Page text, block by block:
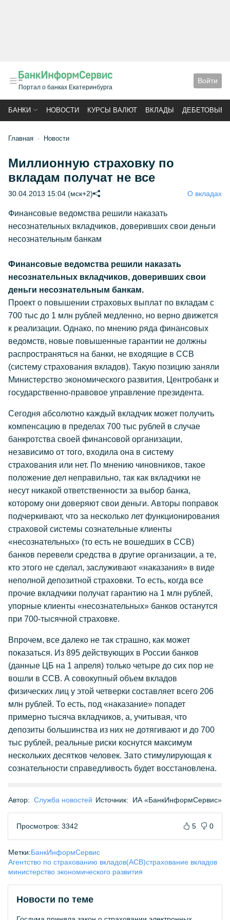
Портал о банках Екатеринбурга
Войти
БАНКИ НОВОСТИ КУРСЫ ВАЛЮТ ВКЛАДЫ ДЕБЕТОВЫЕ
Главная Новости
Миллионную страховку по
вкладам получат не все
30.04.2013 15:04 (мск+2) О вкладах
Финансовые ведомства решили наказать
несознательных вкладчиков, доверивших свои деньги
несознательным банкам
Финансовые ведомства решили наказать
несознательных вкладчиков, доверивших свои
деньги несознательным банкам.
Проект о повышении страховых выплат по вкладам с
700 тыс до 1 млн рублей медленно, но верно движется
к реализации. Однако, по мнению ряда финансовых
ведомств, новые повышенные гарантии не должны
распространяться на банки, не входящие в ССВ
(систему страхования вкладов). Такую позицию заняли
Министерство экономического развития, Центробанк и
государственно-правовое управление президента.
Сегодня абсолютно каждый вкладчик может получить
компенсацию в пределах 700 тыс рублей в случае
банкротства своей финансовой организации,
независимо от того, входила она в систему
страхования или нет. По мнению чиновников, такое
положение дел неправильно, так как вкладчики не
несут никакой ответственности за выбор банка,
которому они доверяют свои деньги. Авторы поправок
подчеркивают, что за несколько лет функционирования
страховой системы сознательные клиенты
«несознательных» (то есть не вошедших в ССВ)
банков перевели средства в другие организации, а те,
кто этого не сделал, заслуживают «наказания» в виде
неполной депозитной страховки. То есть, когда все
прочие вкладчики получат гарантию на 1 млн рублей,
упорные клиенты «несознательных» банков останутся
при 700-тысячной страховке.
Впрочем, все далеко не так страшно, как может
показаться. Из 895 действующих в России банков
(данные ЦБ на 1 апреля) только четыре до сих пор не
вошли в ССВ. А совокупный объем вкладов
физических лиц у этой четверки составляет всего 206
млн рублей. То есть, под «наказание» попадет
примерно тысяча вкладчиков, а, учитывая, что
депозиты большинства из них не дотягивают и до 700
тыс рублей, реальные риски коснутся максимум
нескольких десятков человек. Зато стимулирующая к
сознательности справедливость будет восстановлена.
Автор: Служба новостей Источник: ИА «БанкИнформСервис»
Просмотров: 3342 5 0
Метки:БанкИнформСервис
Агентство по страхованию вкладов(АСВ)страхование вкладов
министерство экономического развития
Новости по теме